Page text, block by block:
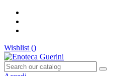
Wishlist ()